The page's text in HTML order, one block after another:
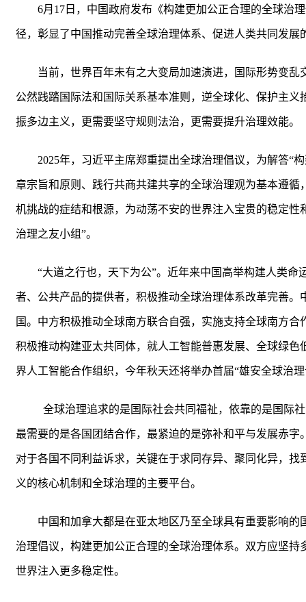
6月17日，中国政府发布《构建更加公正合理的全球治
径，彰显了中国推动完善全球治理体系、促进人类共同发展
当前，世界百年未有之大变局加速演进，国际形势变
公然践踏国际法和国际关系基本准则，逆全球化、保护主
振多边主义，更需要坚守规则法治，更需要提升治理效能。
2025年，习近平主席郑重提出全球治理倡议，为解答“
章宗旨和原则、践行共商共建共享的全球治理观为基本遵
机挑战的症结和根源，为动荡不安的世界注入宝贵的稳定
治理之友小组”。
“大道之行也，天下为公”。近年来中国高举构建人类
者、公共产品的提供者，积极推动全球治理体系改革完善
国。中方积极推动全球南方联合自强，实施支持全球南方
积极推动构建亚太共同体，就人工智能普惠发展、全球绿
界人工智能合作组织，今年秋天还将举办首届“雄安全球治
全球治理追求的是国际社会共同福祉，依靠的是国际
最需要的是各国团结合作，最紧迫的是弥补和平与发展赤
对于各国不同利益诉求，关键在于求同存异、聚同化异，
义的核心机制和全球治理的主要平台。
中国和加拿大都是在亚太地区乃至全球具有重要影响
治理倡议，构建更加公正合理的全球治理体系。双方应坚
世界注入更多稳定性。